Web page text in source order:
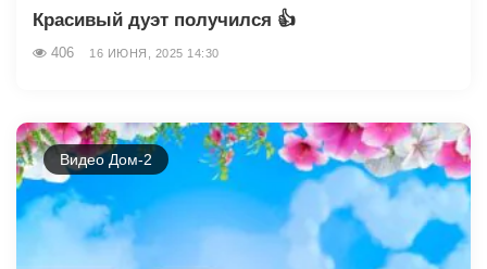
Красивый дуэт получился 👍
406 16 ИЮНЯ, 2025 14:30
Видео Дом-2